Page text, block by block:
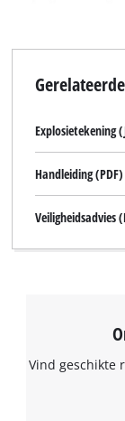
Explosietekening
Handleiding (PDF)
Veiligheidsadvies
Vind geschikte